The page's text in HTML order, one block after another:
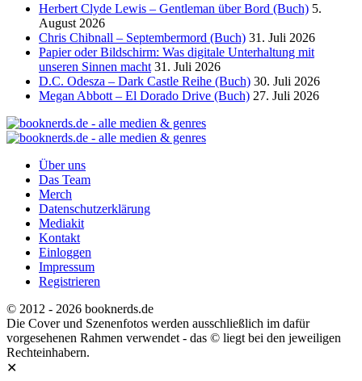
Herbert Clyde Lewis – Gentleman über Bord (Buch) 5.
August 2026
Chris Chibnall – Septembermord (Buch) 31. Juli 2026
Papier oder Bildschirm: Was digitale Unterhaltung mit
unseren Sinnen macht 31. Juli 2026
D.C. Odesza – Dark Castle Reihe (Buch) 30. Juli 2026
Megan Abbott – El Dorado Drive (Buch) 27. Juli 2026
Über uns
Das Team
Merch
Datenschutzerklärung
Mediakit
Kontakt
Einloggen
Impressum
Registrieren
© 2012 - 2026 booknerds.de
Die Cover und Szenenfotos werden ausschließlich im dafür
vorgesehenen Rahmen verwendet - das © liegt bei den jeweiligen
Rechteinhabern.
✕